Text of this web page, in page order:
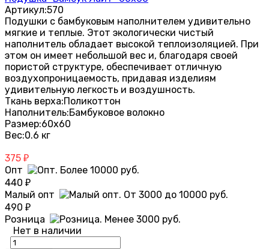
Артикул:570
Подушки с бамбуковым наполнителем удивительно
мягкие и теплые. Этот экологически чистый
наполнитель обладает высокой теплоизоляцией. При
этом он имеет небольшой вес и, благодаря своей
пористой структуре, обеспечивает отличную
воздухопроницаемость, придавая изделиям
удивительную легкость и воздушность.
Ткань верха:Поликоттон
Наполнитель:Бамбуковое волокно
Размер:60х60
Вес:0.6 кг
375 ₽
Опт
440 ₽
Малый опт
490 ₽
Розница
Нет в наличии